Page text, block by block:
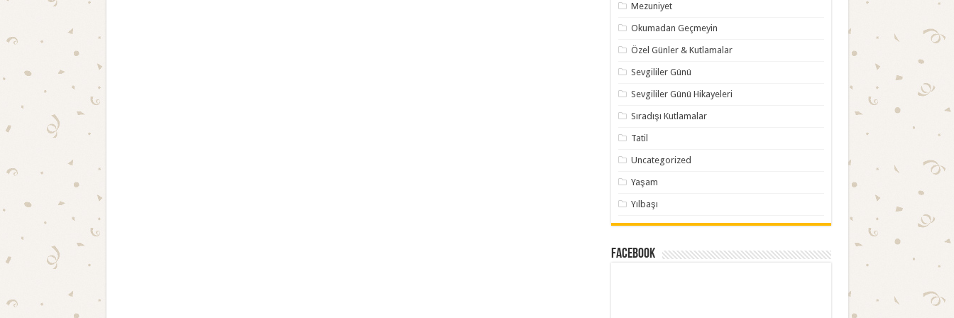
Mezuniyet
Okumadan Geçmeyin
Özel Günler & Kutlamalar
Sevgililer Günü
Sevgililer Günü Hikayeleri
Sıradışı Kutlamalar
Tatil
Uncategorized
Yaşam
Yılbaşı
Facebook